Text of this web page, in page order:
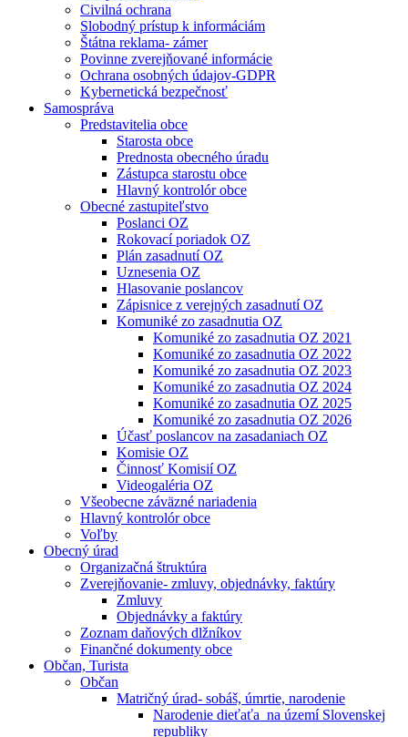
Civilná ochrana
Slobodný prístup k informáciám
Štátna reklama- zámer
Povinne zverejňované informácie
Ochrana osobných údajov-GDPR
Kybernetická bezpečnosť
Samospráva
Predstavitelia obce
Starosta obce
Prednosta obecného úradu
Zástupca starostu obce
Hlavný kontrolór obce
Obecné zastupiteľstvo
Poslanci OZ
Rokovací poriadok OZ
Plán zasadnutí OZ
Uznesenia OZ
Hlasovanie poslancov
Zápisnice z verejných zasadnutí OZ
Komuniké zo zasadnutia OZ
Komuniké zo zasadnutia OZ 2021
Komuniké zo zasadnutia OZ 2022
Komuniké zo zasadnutia OZ 2023
Komuniké zo zasadnutia OZ 2024
Komuniké zo zasadnutia OZ 2025
Komuniké zo zasadnutia OZ 2026
Účasť poslancov na zasadaniach OZ
Komisie OZ
Činnosť Komisií OZ
Videogaléria OZ
Všeobecne záväzné nariadenia
Hlavný kontrolór obce
Voľby
Obecný úrad
Organizačná štruktúra
Zverejňovanie- zmluvy, objednávky, faktúry
Zmluvy
Objednávky a faktúry
Zoznam daňových dlžníkov
Finančné dokumenty obce
Občan, Turista
Občan
Matričný úrad- sobáš, úmrtie, narodenie
Narodenie dieťaťa na území Slovenskej
republiky